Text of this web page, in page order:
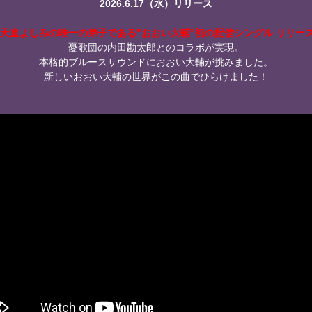
2026.6.17（水）リリース
童よしみの唯一の弟子である"おおい大輔"初の配信シングル リリー
憂歌団の内田勘太郎とのコラボが実現。
本格的ブルースサウンドにおおい大輔が挑みました。
新しいおおい大輔の世界がこの曲でひらけました！